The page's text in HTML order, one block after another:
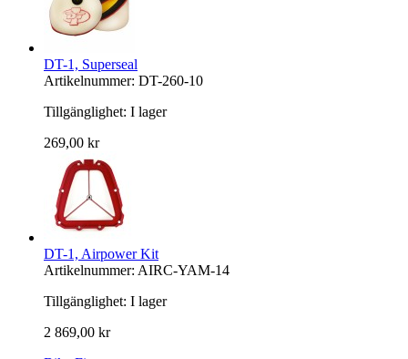
DT-1, Superseal
Artikelnummer: DT-260-10
Tillgänglighet: I lager
269,00 kr
DT-1, Airpower Kit
Artikelnummer: AIRC-YAM-14
Tillgänglighet: I lager
2 869,00 kr